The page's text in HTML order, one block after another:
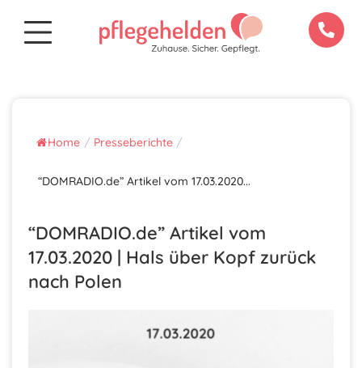
Home / Presseberichte /
“DOMRADIO.de” Artikel vom 17.03.2020...
“DOMRADIO.de” Artikel vom
17.03.2020 | Hals über Kopf zurück
nach Polen